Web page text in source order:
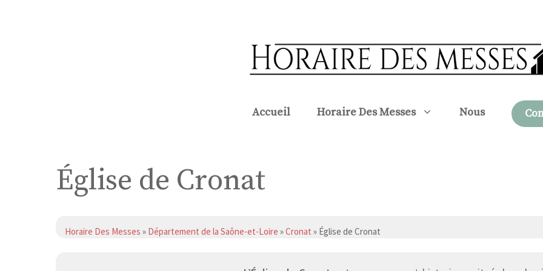
Accueil Horaire Des Messes Nous
Église de Cronat
Horaire Des Messes » Département de la Saône-et-Loire »Cronat » Église de Cronat